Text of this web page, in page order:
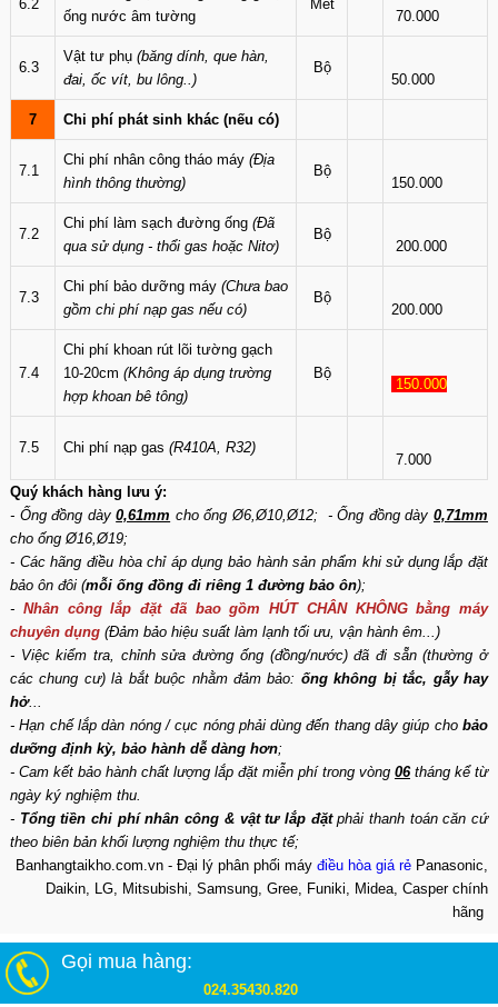
6.2
ống nước âm tường
Mét
70.000
6.3
Vật tư phụ (băng dính, que hàn,
đai, ốc vít, bu lông..)
Bộ
50.000
7 Chi phí phát sinh khác (nếu có)
7.1
Chi phí nhân công tháo máy (Địa
hình thông thường)
Bộ
150.000
7.2
Chi phí làm sạch đường ống (Đã
qua sử dụng - thổi gas hoặc Nitơ)
Bộ
200.000
7.3
Chi phí bảo dưỡng máy (Chưa bao
gồm chi phí nạp gas nếu có)
Bộ
200.000
7.4
Chi phí khoan rút lõi tường gạch
10-20cm (Không áp dụng trường
hợp khoan bê tông)
Bộ
150.000
7.5 Chi phí nạp gas (R410A, R32)
7.000
Quý khách hàng lưu ý:
- Ống đồng dày0,61mm cho ống Ø6,Ø10,Ø12; - Ống đồng dày0,71mm
cho ống Ø16,Ø19;
- Các hãng điều hòa chỉ áp dụng bảo hành sản phẩm khi sử dụng lắp đặt
bảo ôn đôi (mỗi ống đồng đi riêng 1 đường bảo ôn);
- Nhân công lắp đặt đã bao gồm HÚT CHÂN KHÔNG bằng máy
chuyên dụng (Đảm bảo hiệu suất làm lạnh tối ưu, vận hành êm...)
- Việc kiểm tra, chỉnh sửa đường ống (đồng/nước) đã đi sẵn (thường ở
các chung cư) là bắt buộc nhằm đảm bảo: ống không bị tắc, gẫy hay
hở...
- Hạn chế lắp dàn nóng / cục nóng phải dùng đến thang dây giúp chobảo
dưỡng định kỳ, bảo hành dễ dàng hơn;
- Cam kết bảo hành chất lượng lắp đặt miễn phí trong vòng 06tháng kể từ
ngày ký nghiệm thu.
- Tổng tiền chi phí nhân công & vật tư lắp đặtphải thanh toán căn cứ
theo biên bản khối lượng nghiệm thu thực tế;
Banhangtaikho.com.vn - Đại lý phân phối máy điều hòa giá rẻ Panasonic,
Daikin, LG, Mitsubishi, Samsung, Gree, Funiki, Midea, Casper chính
hãng
Gọi mua hàng:
024.35430.820